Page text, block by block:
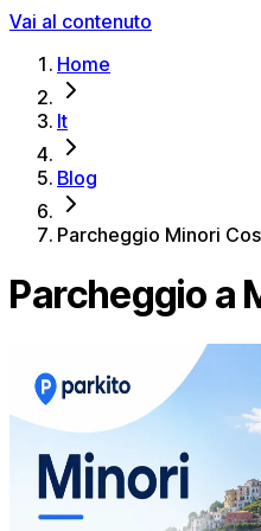
Vai al contenuto
Home
It
Blog
Parcheggio Minori
Parcheggio a